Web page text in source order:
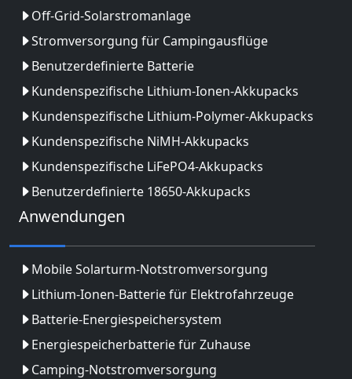
Off-Grid-Solarstromanlage
Stromversorgung für Campingausflüge
Benutzerdefinierte Batterie
Kundenspezifische Lithium-Ionen-Akkupacks
Kundenspezifische Lithium-Polymer-Akkupacks
Kundenspezifische NiMH-Akkupacks
Kundenspezifische LiFePO4-Akkupacks
Benutzerdefinierte 18650-Akkupacks
Anwendungen
Mobile Solarturm-Notstromversorgung
Lithium-Ionen-Batterie für Elektrofahrzeuge
Batterie-Energiespeichersystem
Energiespeicherbatterie für Zuhause
Camping-Notstromversorgung